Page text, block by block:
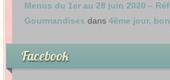
Menus du 1er au 28 juin 2020 –
Gourmandises dans 4ème jour,
Facebook